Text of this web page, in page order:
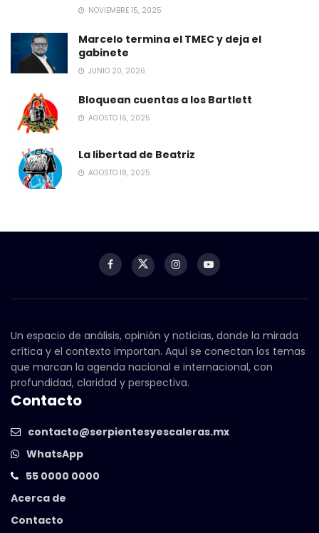
NOVIEMBRE 15, 2025
Marcelo termina el TMEC y deja el
gabinete
JUNIO 20, 2026
Bloquean cuentas a los Bartlett
AGOSTO 16, 2025
La libertad de Beatriz
AGOSTO 18, 2025
Un espacio de análisis, opinión y noticias, donde la mirada
crítica y el contexto importan. Aquí se conectan los temas
que marcan la agenda nacional e internacional, con
profundidad, claridad y perspectiva.
Contacto
contacto@serpientesyescaleras.mx
WhatsApp
55 0000 0000
Acerca de
Contacto